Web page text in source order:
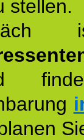
stellen.